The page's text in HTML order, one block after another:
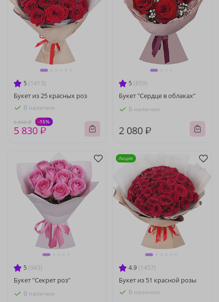
5 (1413)
Букет из 25 красных роз
В наличии
6 860 ₽ -15%
5 830 ₽
5 (859)
Букет "Сердце в облаках"
В наличии
2 080 ₽
5 (943)
Букет "Секрет роз"
В наличии
4.9 (1457)
Букет из 51 красной розы
В наличии
Акция